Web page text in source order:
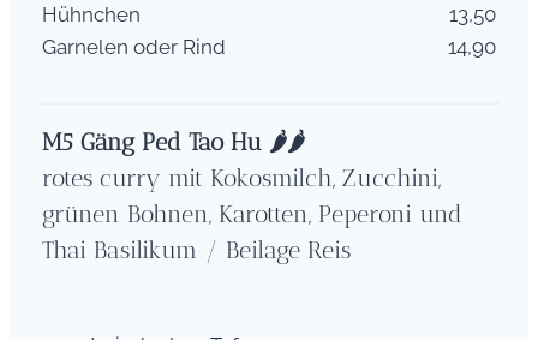
Hühnchen
Garnelen oder Rind
13,50
14,90
M5 Gäng Ped Tao Hu 🌶🌶
rotes curry mit Kokosmilch, Zucchini,
grünen Bohnen, Karotten, Peperoni und
Thai Basilikum / Beilage Reis